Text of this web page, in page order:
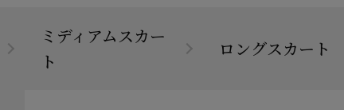
ミディアムスカー
ト
ロングスカート